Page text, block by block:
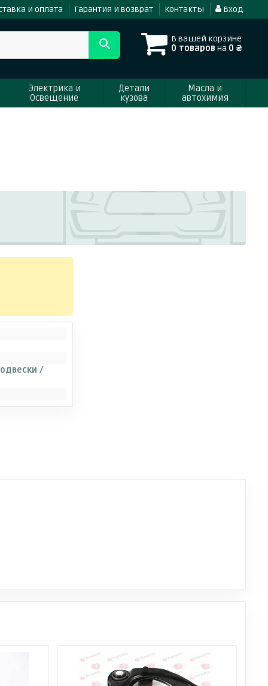
и оплата Гарантия и возврат Контакты Вход
В вашей корзине
0 товаров на 0 ₴
Электрика и
Освещение
Детали
кузова
Масла и
автохимия
/